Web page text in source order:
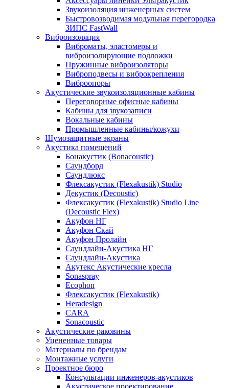
Звукоизоляция инженерных систем
Быстровозводимая модульная перегородка
ЗИПС FastWall
Виброизоляция
Виброматы, эластомеры и
виброизолирующие подложки
Пружинные виброизоляторы
Виброподвесы и виброкрепления
Виброопоры
Акустические звукоизоляционные кабины
Переговорные офисные кабины
Кабины для звукозаписи
Вокальные кабины
Промышленные кабины/кожухи
Шумозащитные экраны
Акустика помещений
Бонакустик (Bonacoustic)
Саундборд
Саундлюкс
Флексакустик (Flexakustik) Studio
Декустик (Decoustic)
Флексакустик (Flexakustik) Studio Line
(Decoustic Flex)
Акуфон НГ
Акуфон Скай
Акуфон Пролайн
Саундлайн-Акустика НГ
Саундлайн-Акустика
Акутекс Акустические кресла
Sonaspray
Ecophon
Флексакустик (Flexakustik)
Heradesign
CARA
Sonacoustic
Акустические раковины
Уцененные товары
Материалы по брендам
Монтажные услуги
Проектное бюро
Консультации инженеров-акустиков
Акустическое проектирование